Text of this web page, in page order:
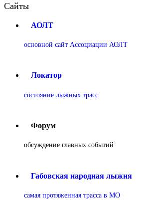
Сайты
АОЛТ
основной сайт Ассоциации АОЛТ
Локатор
состояние лыжных трасс
Форум
обсуждение главных событий
Габовская народная лыжня
самая протяженная трасса в МО